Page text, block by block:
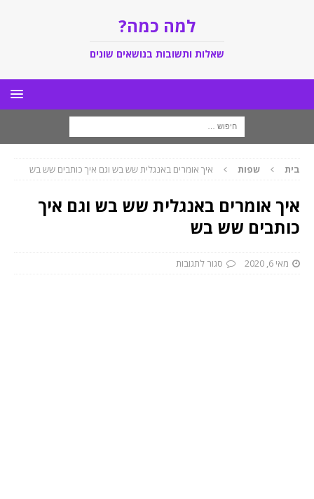
למה כמה?
שאלות ותשובות בנושאים שונים
בית שפות איך אומרים באנגלית שש בש וגם איך כותבים שש בש
איך אומרים באנגלית שש בש וגם איך
כותבים שש בש
מאי 6, 2020 סגור לתגובות